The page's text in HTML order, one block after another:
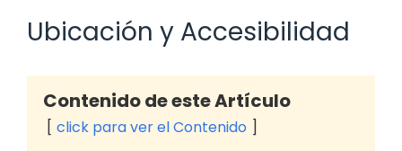
Ubicación y Accesibilidad
Contenido de este Artículo
click para ver el Contenido